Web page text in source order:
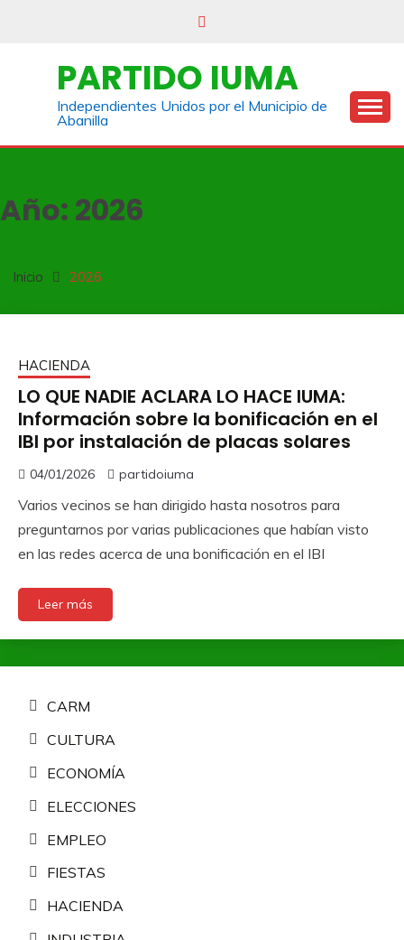
PARTIDO IUMA
Independientes Unidos por el Municipio de
Abanilla
Año: 2026
Inicio 2026
HACIENDA
LO QUE NADIE ACLARA LO HACE IUMA:
Información sobre la bonificación en el
IBI por instalación de placas solares
04/01/2026 partidoiuma
Varios vecinos se han dirigido hasta nosotros para
preguntarnos por varias publicaciones que habían visto
en las redes acerca de una bonificación en el IBI
Leer más
CARM
CULTURA
ECONOMÍA
ELECCIONES
EMPLEO
FIESTAS
HACIENDA